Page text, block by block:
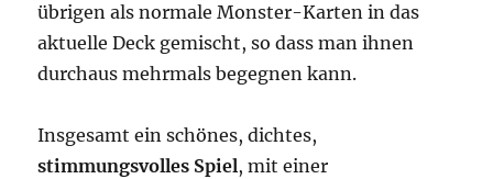
übrigen als normale Monster-Karten in das
aktuelle Deck gemischt, so dass man ihnen
durchaus mehrmals begegnen kann.
Insgesamt ein schönes, dichtes,
stimmungsvolles Spiel, mit einer